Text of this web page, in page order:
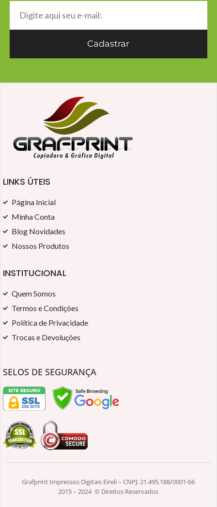
Cadastrar
LINKS ÚTEIS
Página Inicial
Minha Conta
Blog Novidades
Nossos Produtos
INSTITUCIONAL
Quem Somos
Termos e Condições
Política de Privacidade
Trocas e Devoluções
SELOS DE SEGURANÇA
Grafprint Impressos Digitais Eireli – CNPJ: 21.495.188/0001-66
2015 – 2024 © Direitos Reservados